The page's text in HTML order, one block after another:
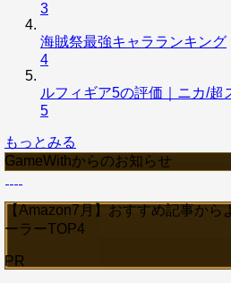
3
海賊祭最強キャラランキング
4
ルフィギア5の評価｜ニカ/超
5
もっとみる
GameWithからのお知らせ
【Amazon7月】おすすめ記事から
ーラーTOP4
PR